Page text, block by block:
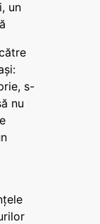
un
s-
nu